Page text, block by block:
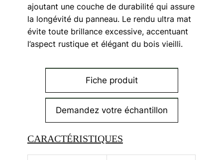
ajoutant une couche de durabilité qui assure
la longévité du panneau. Le rendu ultra mat
évite toute brillance excessive, accentuant
l’aspect rustique et élégant du bois vieilli.
Fiche produit
Demandez votre échantillon
CARACTÉRISTIQUES